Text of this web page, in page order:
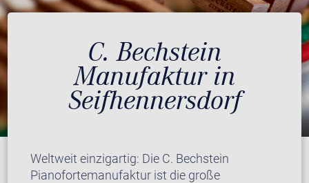
C. Bechstein
Manufaktur in
Seifhennersdorf
Weltweit einzigartig: Die C. Bechstein
Pianofortemanufaktur ist die große